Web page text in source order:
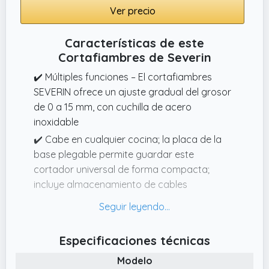
Ver precio
Características de este
Cortafiambres de Severin
✔️ Múltiples funciones – El cortafiambres
SEVERIN ofrece un ajuste gradual del grosor
de 0 a 15 mm, con cuchilla de acero
inoxidable
✔️ Cabe en cualquier cocina; la placa de la
base plegable permite guardar este
cortador universal de forma compacta;
incluye almacenamiento de cables
✔️ Uso seguro – Gracias al carro de
✔️ Cortador universal compacto con motor
excelente rendimiento
Especificaciones técnicas
Modelo